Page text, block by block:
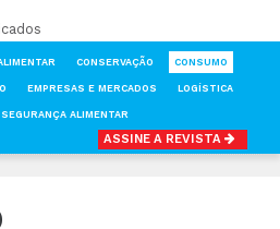
CONSERVAÇÃO CONSUMO
EMPRESAS E MERCADOS LOGÍSTICA
ALIMENTAR
ASSINE A REVISTA